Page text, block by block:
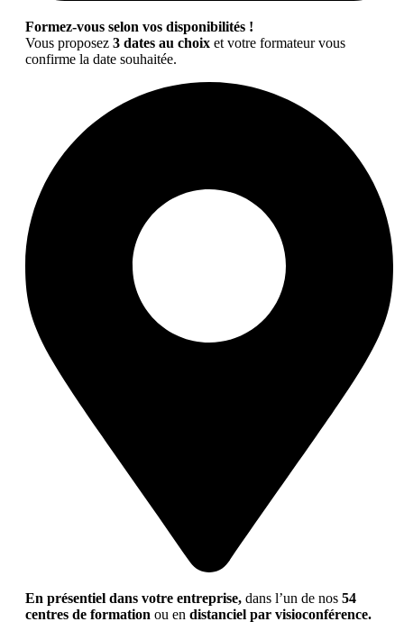
Formez-vous selon vos disponibilités !
Vous proposez 3 dates au choix et votre formateur vous
confirme la date souhaitée.
En présentiel dans votre entreprise, dans l’un de nos 54
centres de formation ou en distanciel par visioconférence.